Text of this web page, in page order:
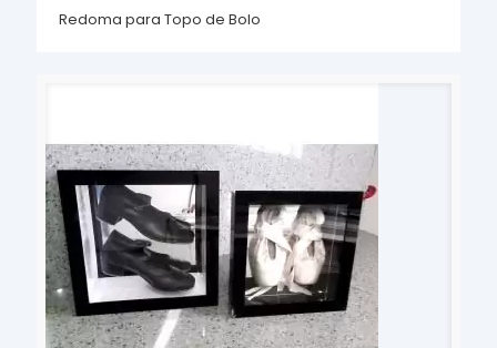
Redoma para Topo de Bolo